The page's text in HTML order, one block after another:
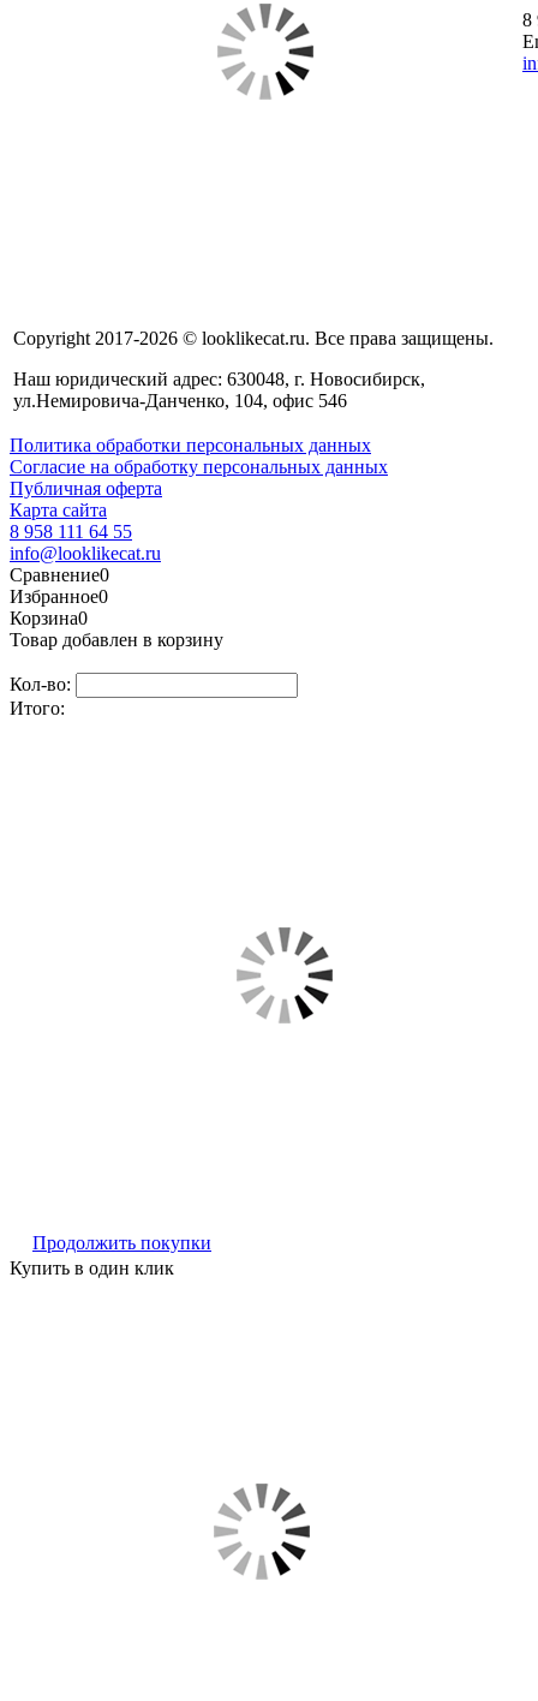
Copyright 2017-2026 © looklikecat.ru. Все права защищены.
Наш юридический адрес: 630048, г. Новосибирск,
ул.Немировича-Данченко, 104, офис 546
8
Политика обработки персональных данных
Согласие на обработку персональных данных
Публичная оферта
Карта сайта
8 958 111 64 55
info@looklikecat.ru
Сравнение0
Избранное0
Корзина0
Товар добавлен в корзину
Кол-во:
Итого:
Продолжить покупки
Купить в один клик